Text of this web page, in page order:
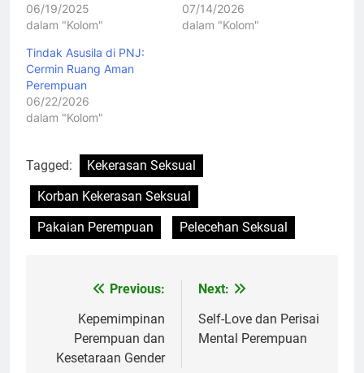
06/19/2025
dalam "Kolom"
07/14/2026
dalam "Kolom"
Tindak Asusila di PNJ:
Cermin Ruang Aman
Perempuan
06/22/2026
dalam "Kolom"
Tagged:
Kekerasan Seksual
Korban Kekerasan Seksual
Pakaian Perempuan
Pelecehan Seksual
NavigasiPrevious:
Kepemimpinan
Perempuan dan
Kesetaraan Gender
Next:
Self-Love dan Perisai
Mental Perempuan